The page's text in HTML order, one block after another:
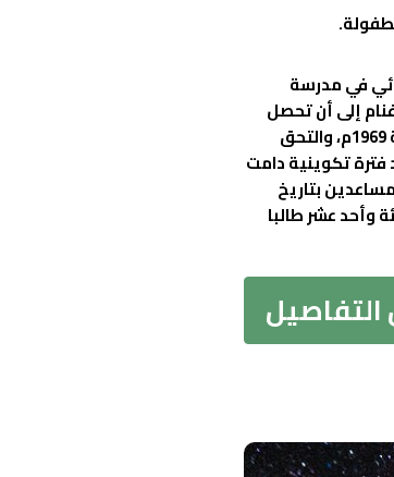
في مدرسة
إلى أن تحصل
على الشهادة الابتدائية، ثم تحصل على الشهادة الأهلية سنة 1969م، والتحق
فترة تكوينية دامت
بتاريخ
وأحد عشر طالبا